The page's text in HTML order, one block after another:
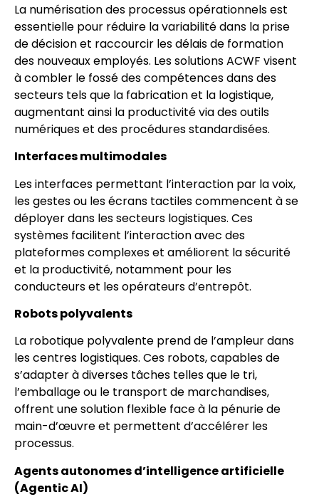
La numérisation des processus opérationnels est
essentielle pour réduire la variabilité dans la prise
de décision et raccourcir les délais de formation
des nouveaux employés. Les solutions ACWF visent
à combler le fossé des compétences dans des
secteurs tels que la fabrication et la logistique,
augmentant ainsi la productivité via des outils
numériques et des procédures standardisées.
Interfaces multimodales
Les interfaces permettant l’interaction par la voix,
les gestes ou les écrans tactiles commencent à se
déployer dans les secteurs logistiques. Ces
systèmes facilitent l’interaction avec des
plateformes complexes et améliorent la sécurité
et la productivité, notamment pour les
conducteurs et les opérateurs d’entrepôt.
Robots polyvalents
La robotique polyvalente prend de l’ampleur dans
les centres logistiques. Ces robots, capables de
s’adapter à diverses tâches telles que le tri,
l’emballage ou le transport de marchandises,
offrent une solution flexible face à la pénurie de
main-d’œuvre et permettent d’accélérer les
processus.
Agents autonomes d’intelligence artificielle
(Agentic AI)